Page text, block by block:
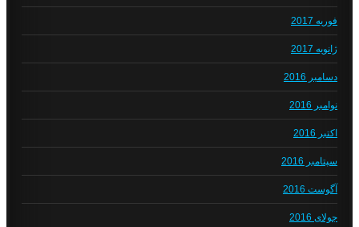
فوریه 2017
ژانویه 2017
دسامبر 2016
نوامبر 2016
اکتبر 2016
سپتامبر 2016
آگوست 2016
جولای 2016